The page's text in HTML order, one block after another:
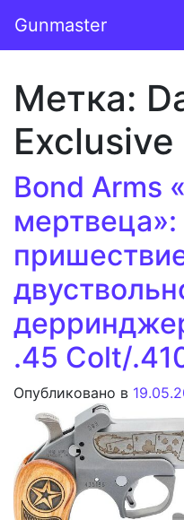
Основная
Gunmaster
Метка:
Exclusive
Bond Arms
мертвеца»:
.45 Colt/
Опубликовано в